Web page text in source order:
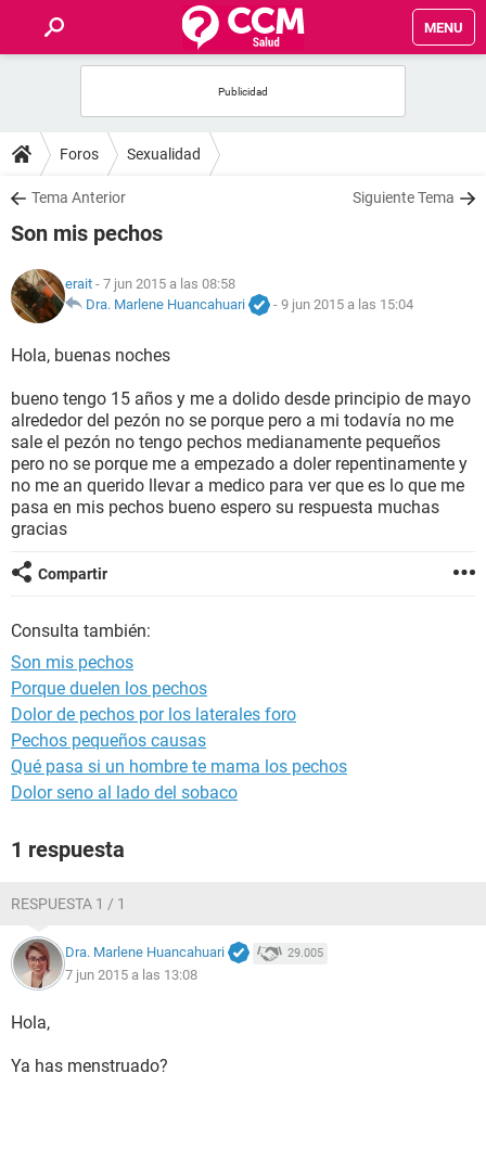
MENU
FOROS
SALUD
NUTRICIÓN
BIENESTAR
SEXUALIDAD
GLOSARIO
Foros Sexualidad
Tema Anterior Siguiente Tema
Son mis pechos
erait - 7 jun 2015 a las 08:58
Dra. Marlene Huancahuari
- 9 jun 2015 a las 15:04
Hola, buenas noches
bueno tengo 15 años y me a dolido desde principio de mayo
alrededor del pezón no se porque pero a mi todavía no me
sale el pezón no tengo pechos medianamente pequeños
pero no se porque me a empezado a doler repentinamente y
no me an querido llevar a medico para ver que es lo que me
pasa en mis pechos bueno espero su respuesta muchas
gracias
Compartir
Consulta también:
Son mis pechos
Porque duelen los pechos
Dolor de pechos por los laterales foro
Pechos pequeños causas
Qué pasa si un hombre te mama los pechos
Dolor seno al lado del sobaco
1 respuesta
RESPUESTA 1 / 1
Dra. Marlene Huancahuari 29.005
7 jun 2015 a las 13:08
Hola,
Ya has menstruado?